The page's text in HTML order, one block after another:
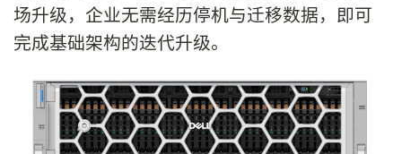
场升级，企业无需经历停机与迁移数据，即可
完成基础架构的迭代升级。